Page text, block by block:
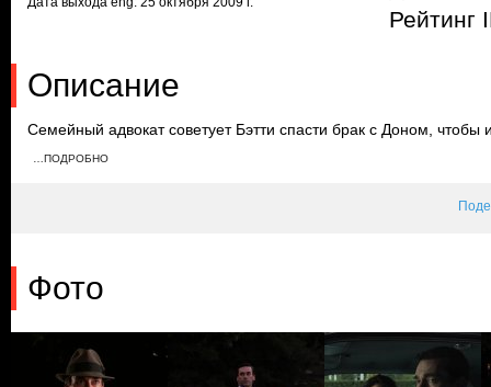
Рейтинг
Описание
Семейный адвокат советует Бэтти спасти брак с Доном,
развода. Бывшая клиентка Роджера хочет возобновить их
…ПОДРОБНО
Фото